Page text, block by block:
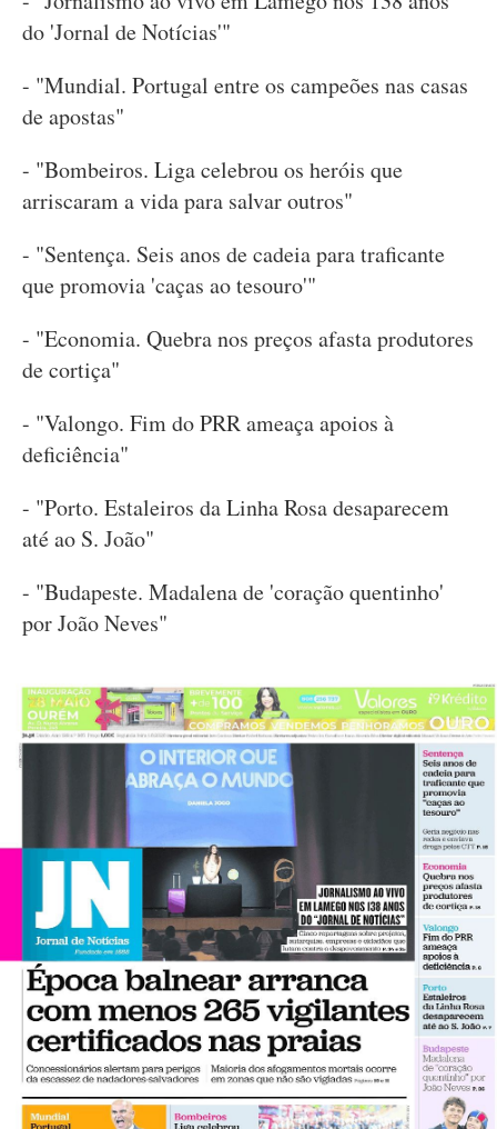
do 'Jornal de Notícias'"
- "Mundial. Portugal entre os campeões nas casas
de apostas"
- "Bombeiros. Liga celebrou os heróis que
arriscaram a vida para salvar outros"
- "Sentença. Seis anos de cadeia para traficante
que promovia 'caças ao tesouro'"
- "Economia. Quebra nos preços afasta produtores
de cortiça"
- "Valongo. Fim do PRR ameaça apoios à
deficiência"
- "Porto. Estaleiros da Linha Rosa desaparecem
até ao S. João"
- "Budapeste. Madalena de 'coração quentinho'
por João Neves"